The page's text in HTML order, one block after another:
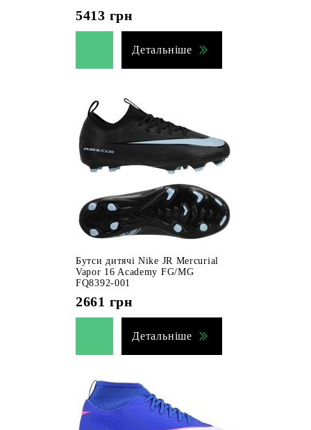
5413 грн
Детальніше
Бутси дитячі Nike JR Mercurial
Vapor 16 Academy FG/MG
FQ8392-001
2661 грн
Детальніше